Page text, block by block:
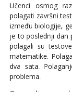
Učenci osmog
polagati završni
između biologije,
je to poslednji dan
polagali su
matematike.
dva sata.
problema.